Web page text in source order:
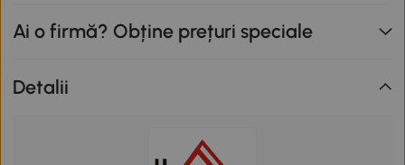
Ai o firmă? Obține prețuri speciale
Detalii